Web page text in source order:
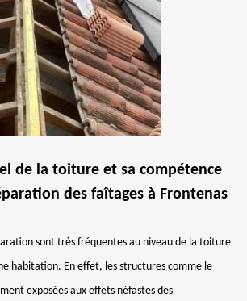
de la toiture et sa compétence
des faîtages à Frontenas
sont très fréquentes au niveau de la toiture
habitation. En effet, les structures comme le
exposées aux effets néfastes des